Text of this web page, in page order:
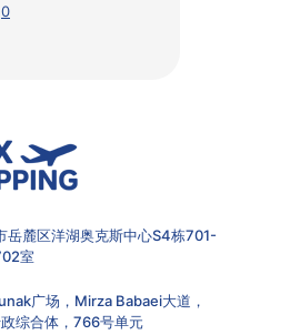
0
岳麓区洋湖奥克斯中心S4栋701-
室
广场，Mirza Babaei大道，
综合体，766号单元